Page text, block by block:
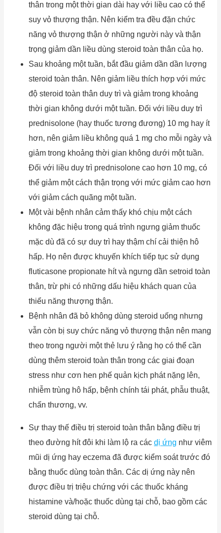
thân trong một thời gian dài hay với liều cao có thể
suy vỏ thượng thận. Nên kiểm tra đều đặn chức
năng vỏ thượng thận ở những người này và thận
trọng giảm dần liều dùng steroid toàn thân của họ.
Sau khoảng một tuần, bắt đầu giảm dần dần lượng
steroid toàn thân. Nên giảm liều thích hợp với mức
độ steroid toàn thân duy trì và giảm trong khoảng
thời gian không dưới một tuần. Đối với liều duy trì
prednisolone (hay thuốc tương đương) 10 mg hay ít
hơn, nên giảm liều không quá 1 mg cho mỗi ngày và
giảm trong khoảng thời gian không dưới một tuần.
Đối với liều duy trì prednisolone cao hơn 10 mg, có
thể giảm một cách thận trọng với mức giảm cao hơn
với giảm cách quãng một tuần.
Một vài bệnh nhân cảm thấy khó chịu một cách
không đặc hiệu trong quá trình ngưng giảm thuốc
mặc dù đã có sự duy trì hay thậm chí cải thiện hô
hấp. Họ nên được khuyến khích tiếp tục sử dụng
fluticasone propionate hít và ngưng dần setroid toàn
thân, trừ phi có những dấu hiệu khách quan của
thiểu năng thượng thận.
Bệnh nhân đã bỏ không dùng steroid uống nhưng
vẫn còn bị suy chức năng vỏ thượng thận nên mang
theo trong người một thẻ lưu ý rằng họ có thể cần
dùng thêm steroid toàn thân trong các giai đoạn
stress như cơn hen phế quản kịch phát nặng lên,
nhiễm trùng hô hấp, bệnh chính tái phát, phẫu thuật,
chấn thương, vv.
Sự thay thế điều trị steroid toàn thân bằng điều trị
theo đường hít đôi khi làm lộ ra các dị ứng như viêm
mũi dị ứng hay eczema đã được kiểm soát trước đó
bằng thuốc dùng toàn thân. Các dị ứng này nên
được điều trị triệu chứng với các thuốc kháng
histamine và/hoặc thuốc dùng tại chỗ, bao gồm các
steroid dùng tại chỗ.